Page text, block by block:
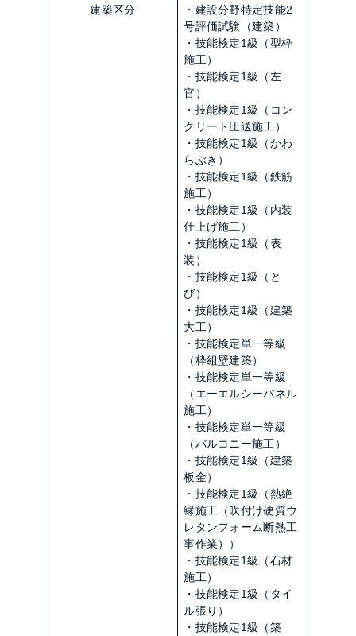
建築区分
・建設分野特定技能2
号評価試験（建築）
・技能検定1級（型枠
施工）
・技能検定1級（左
官）
・技能検定1級（コン
クリート圧送施工）
・技能検定1級（かわ
らぶき）
・技能検定1級（鉄筋
施工）
・技能検定1級（内装
仕上げ施工）
・技能検定1級（表
装）
・技能検定1級（と
び）
・技能検定1級（建築
大工）
・技能検定単一等級
（枠組壁建築）
・技能検定単一等級
（エーエルシーパネル
施工）
・技能検定単一等級
（バルコニー施工）
・技能検定1級（建築
板金）
・技能検定1級（熱絶
縁施工（吹付け硬質ウ
レタンフォーム断熱工
事作業））
・技能検定1級（石材
施工）
・技能検定1級（タイ
ル張り）
・技能検定1級（築